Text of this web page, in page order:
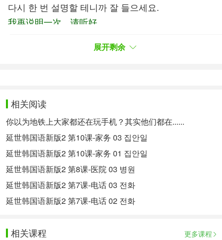
다시 한 번 설명할 테니까 잘 들으세요.
我再说明一次，请听好。
明天大家都会聚齐，到那时再谈吧。
更多新版延世韩国语教程信息>>
以上内容为第三方机构提供的参考版本，仅供学习交
流使用。
相关热点：新延世韩国语 韩语入门教材
展开剩余
相关阅读
你以为地铁上大家都还在玩手机？其实他们都在......
延世韩国语新版2 第10课-家务 03 집안일
延世韩国语新版2 第10课-家务 01 집안일
延世韩国语新版2 第8课-医院 03 병원
延世韩国语新版2 第7课-电话 03 전화
延世韩国语新版2 第7课-电话 02 전화
相关课程 更多课程